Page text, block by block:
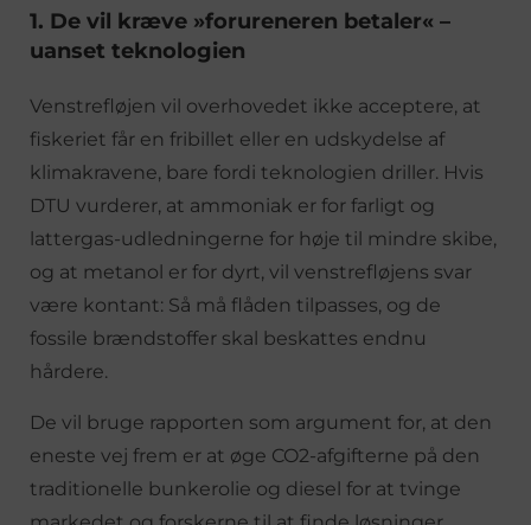
1. De vil kræve »forureneren betaler« –
uanset teknologien
Venstrefløjen vil overhovedet ikke acceptere, at
fiskeriet får en fribillet eller en udskydelse af
klimakravene, bare fordi teknologien driller. Hvis
DTU vurderer, at ammoniak er for farligt og
lattergas-udledningerne for høje til mindre skibe,
og at metanol er for dyrt, vil venstrefløjens svar
være kontant: Så må flåden tilpasses, og de
fossile brændstoffer skal beskattes endnu
hårdere.
De vil bruge rapporten som argument for, at den
eneste vej frem er at øge CO2-afgifterne på den
traditionelle bunkerolie og diesel for at tvinge